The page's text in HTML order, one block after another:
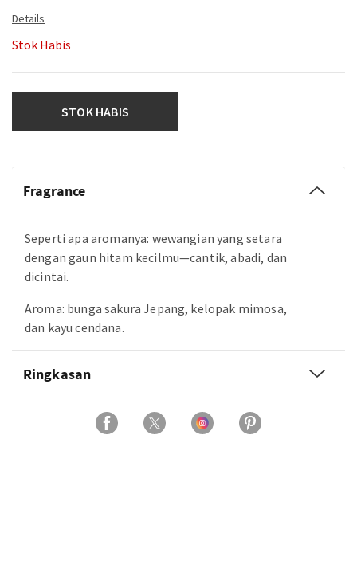
Stok Habis
STOK HABIS
Fragrance
Seperti apa aromanya: wewangian yang setara
dengan gaun hitam kecilmu—cantik, abadi, dan
dicintai.
Aroma: bunga sakura Jepang, kelopak mimosa,
dan kayu cendana.
Ringkasan